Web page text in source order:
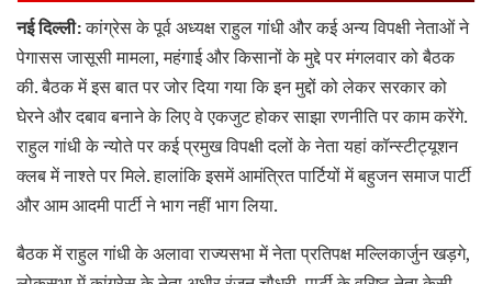
नई दिल्ली:कांग्रेस के पूर्व अध्यक्ष राहुल गांधी और कई अन्य विपक्षी नेताओं ने
पेगासस जासूसी मामला, महंगाई और किसानों के मुद्दे पर मंगलवार को बैठक
की. बैठक में इस बात पर जोर दिया गया कि इन मुद्दों को लेकर सरकार को
घेरने और दबाव बनाने के लिए वे एकजुट होकर साझा रणनीति पर काम करेंगे.
राहुल गांधी के न्योते पर कई प्रमुख विपक्षी दलों के नेता यहां कॉन्स्टीट्यूशन
क्लब में नाश्ते पर मिले. हालांकि इसमें आमंत्रित पार्टियों में बहुजन समाज पार्टी
और आम आदमी पार्टी ने भाग नहीं भाग लिया.
बैठक में राहुल गांधी के अलावा राज्यसभा में नेता प्रतिपक्ष मल्लिकार्जुन खड़गे,